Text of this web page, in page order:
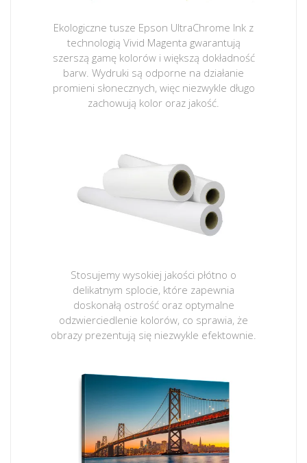
Ekologiczne tusze Epson UltraChrome Ink z
technologią Vivid Magenta gwarantują
szerszą gamę kolorów i większą dokładność
barw. Wydruki są odporne na działanie
promieni słonecznych, więc niezwykle długo
zachowują kolor oraz jakość.
Stosujemy wysokiej jakości płótno o
delikatnym splocie, które zapewnia
doskonałą ostrość oraz optymalne
odzwierciedlenie kolorów, co sprawia, że
obrazy prezentują się niezwykle efektownie.